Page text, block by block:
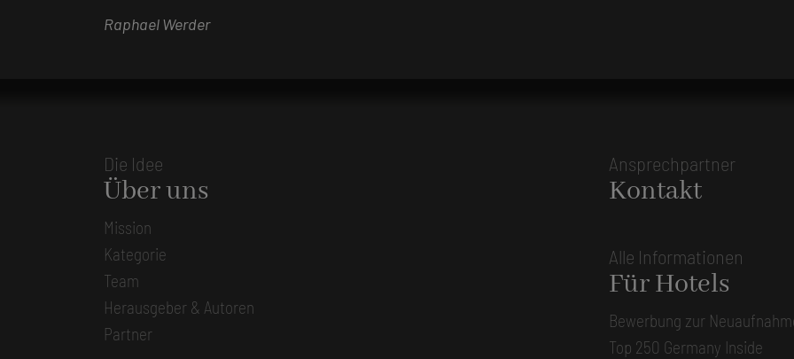
Raphael Werder
Die Idee
Über uns
Mission
Kategorie
Team
Herausgeber & Autoren
Partner
Ansprechpartner
Kontakt
Alle Informationen
Für Hotels
Bewerbung zur
Top 250 Germany Inside